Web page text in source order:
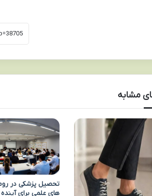
مشابه
تحصیل پزشکی در
های علمی برای